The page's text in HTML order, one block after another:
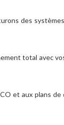
des
total avec
et aux plans